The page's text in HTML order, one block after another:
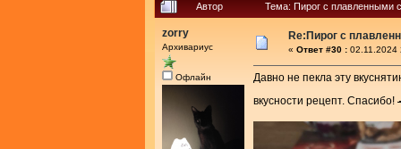
Автор Тема: Пирог с плавленными
zorry
Архивариус
Офлайн
Re:Пирог с
« Ответ #30 : 02.11.2024
Давно не пекла эту
вкусности рецепт. Спасибо!